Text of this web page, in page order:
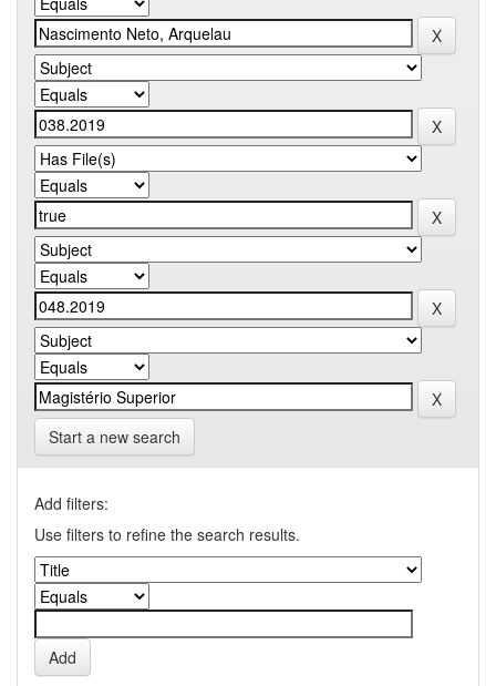
Start a new search
Add filters:
Use filters to refine the search results.